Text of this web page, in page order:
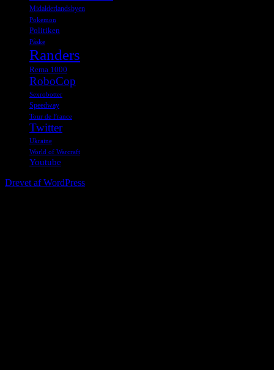
Midalderlandsbyen
Pokemon
Politiken
Påske
Randers
Rema 1000
RoboCop
Sexrobotter
Speedway
Tour de France
Twitter
Ukraine
World of Warcraft
Youtube
Drevet af WordPress